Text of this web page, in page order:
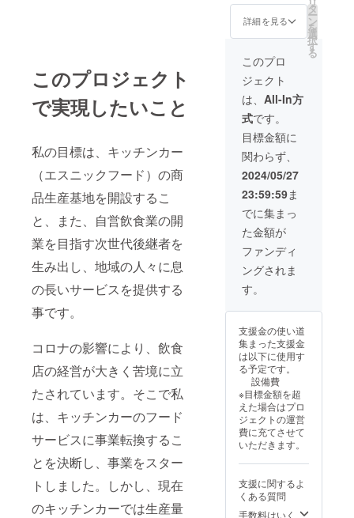
このプロジェクト
で実現したいこと
私の目標は、キッチンカー
（エスニックフード）の商
品生産基地を開設するこ
と、また、自営飲食業の開
業を目指す次世代後継者を
生み出し、地域の人々に息
の長いサービスを提供する
事です。
コロナの影響により、飲食
店の経営が大きく苦境に立
たされています。そこで私
は、キッチンカーのフード
サービスに事業転換するこ
とを決断し、事業をスター
トしました。しかし、現在
のキッチンカーでは生産量
（試食会を含
む。店主渾身の
商品をお召し上
がり頂きなが
ら、業務報告を
含めて懇親会を
開催します。
2025年11月の日
曜と翌年2月の日
曜日に開催予
定） ※備考欄よ
り、どちらか、
ご希望の日を指
定してくださ
い。（どちらか1
回のご招待とな
ります） ・支援
者様の交通費や
滞在費：支援者
様の交通費や滞
在費は各自でご
負担ください。
・支援者様との
いまします。
※
ご注意事項※ ・
支援者様の交通
費や滞在費は各
自でご負担くだ
さい。 ・支援者
様との連絡方
法：詳細はメー
ルで連絡しま
地もしくは、隣
接する系列レス
トランにて。
チケット 5枚
をお届けさせて
商品一
品）
（2025年
8月1日より1年
間有
効）
＋御礼の
直接telを差し上
げます ②キッチ
ンカーにスポン
名前もしくは御
社名を掲示させ
て頂きます。
（Ａ３横型 内
容はお任せ致し
ますので、詳細
をご指示下さ
い）※2025年8月
1日より1年間掲
示させて頂きま
す） ③懇親会
（新商品発表会
含む）にご招待
させて頂きま
す。会食をしな
がら直接の御礼
をさせて頂きた
いと考えており
ます。
年に2回（2024
年11月の日曜日
と翌年2月の日曜
日開催予定。詳
細はメールでご
連絡いたしま
す） ※場所
詳細を見る
タ
ー
ン
を
選
択
す
る
このプロ
ジェクト
は、 All-In方
式です。
目標金額に
関わらず、
2024/05/27
23:59:59ま
でに集まっ
た金額が
ファンディ
ングされま
す。
支援金の使い道
集まった支援金
は以下に使用す
る予定です。
設備費
※目標金額を超
えた場合はプロ
ジェクトの運営
費に充てさせて
いただきます。
支援に関するよ
くある質問
手数料はいく